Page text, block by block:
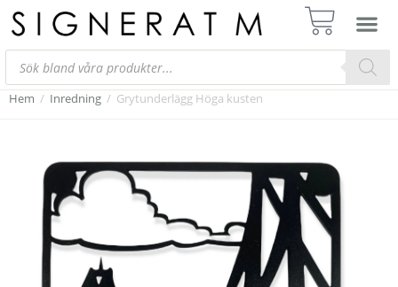
Hem / Inredning / Grytunderlägg Höga kusten